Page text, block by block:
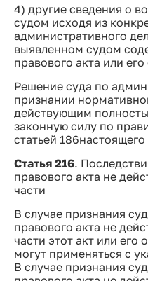
4) другие сведения о
судом исходя из
административного
выявленном судом
правового акта или
Решение суда по
признании
действующим
законную силу по
статьей
Статья 216.
правового акта не
части
В случае признания
правового акта не
части этот акт или
могут применяться с
В случае признания